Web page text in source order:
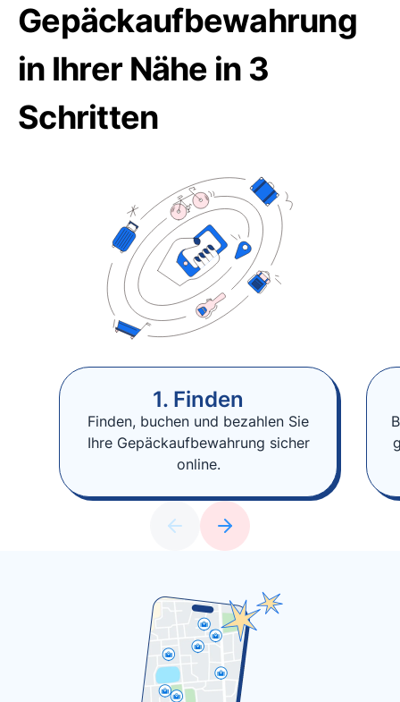
Gepäckaufbewahrung
in Ihrer Nähe in 3
Schritten
1. Finden
Finden, buchen und bezahlen Sie
Ihre Gepäckaufbewahrung sicher
online.